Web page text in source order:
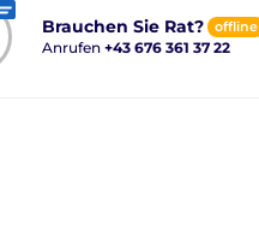
Brauchen Sie Rat? offline
Anrufen +43 676 361 37 22